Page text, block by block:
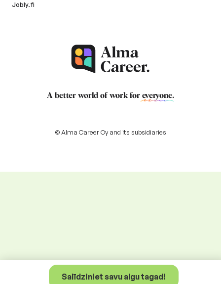
Salīdziniet savu algu tagad!
Jobly.fi
A better world of work for everyone.
© Alma Career Oy and its subsidiaries